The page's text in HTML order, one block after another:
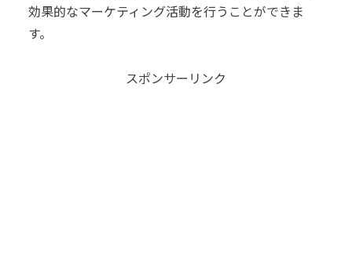
効果的なマーケティング活動を行うことができま
す。
スポンサーリンク